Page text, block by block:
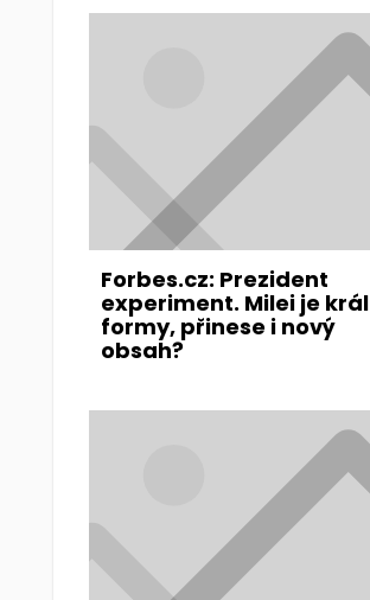
Forbes.cz: Prezident
experiment. Milei je král
formy, přinese i nový
obsah?